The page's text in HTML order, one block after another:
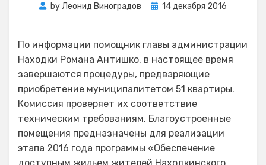
byЛеонид Виноградов
Posted
14 декабря 2016
По информации помощник главы администрации
Находки Романа Антишко, в настоящее время
завершаются процедуры, предваряющие
приобретение муниципалитетом 51 квартиры.
Комиссия проверяет их соответствие
техническим требованиям. Благоустроенные
помещения предназначены для реализации
этапа 2016 года программы «Обеспечение